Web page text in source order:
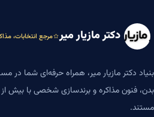
دکتر مازیار میر مرجع انتخابات،
بنیاد دکتر مازیار میر، همراه حرفه‌ای شما در
مستند.